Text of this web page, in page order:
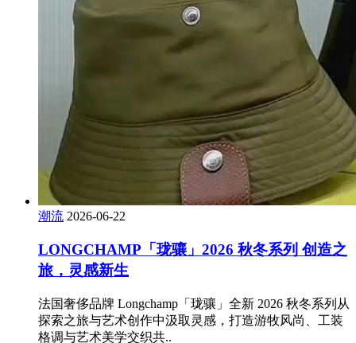
潮流 2026-06-22
LONGCHAMP「珑骧」2026 秋冬系列 创造之
旅，灵感新生
法国奢侈品牌 Longchamp「珑骧」全新 2026 秋冬系列从
探索之旅与艺术创作中汲取灵感，打造游牧风尚、工装
格调与艺术美学交织共..